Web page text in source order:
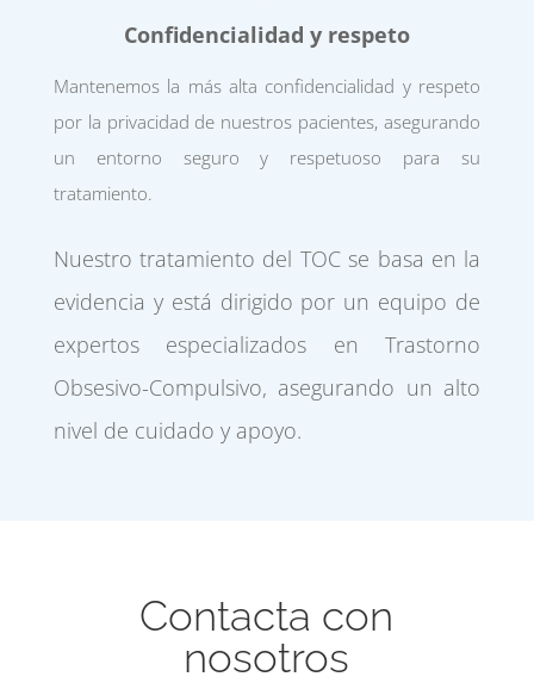
Confidencialidad y respeto
Mantenemos la más alta confidencialidad y respeto
por la privacidad de nuestros pacientes, asegurando
un entorno seguro y respetuoso para su
tratamiento.
Nuestro tratamiento del TOC se basa en la
evidencia y está dirigido por un equipo de
expertos especializados en Trastorno
Obsesivo-Compulsivo, asegurando un alto
nivel de cuidado y apoyo.
Contacta con
nosotros